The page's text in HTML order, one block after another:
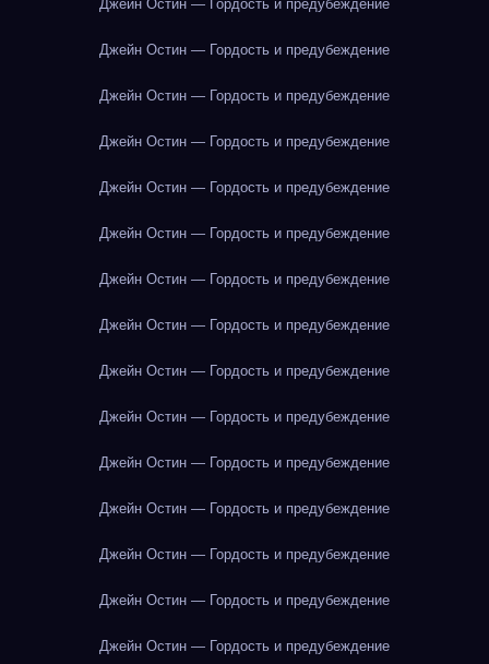
Джейн Остин — Гордость и предубеждение
Джейн Остин — Гордость и предубеждение
Джейн Остин — Гордость и предубеждение
Джейн Остин — Гордость и предубеждение
Джейн Остин — Гордость и предубеждение
Джейн Остин — Гордость и предубеждение
Джейн Остин — Гордость и предубеждение
Джейн Остин — Гордость и предубеждение
Джейн Остин — Гордость и предубеждение
Джейн Остин — Гордость и предубеждение
Джейн Остин — Гордость и предубеждение
Джейн Остин — Гордость и предубеждение
Джейн Остин — Гордость и предубеждение
Джейн Остин — Гордость и предубеждение
Джейн Остин — Гордость и предубеждение